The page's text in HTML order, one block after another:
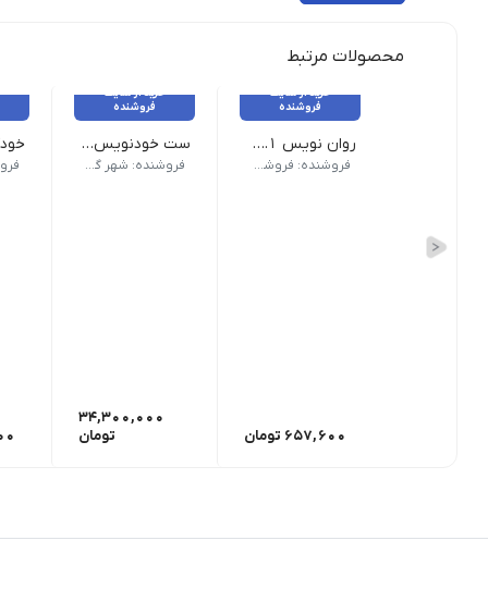
محصولات مرتبط
خرید از سایت
فروشنده
روان نویس 0.1 میل مدل R-303 راین
فروشنده: فروشگاه پژانو
657,600 تومان
خرید از سایت
فروشنده
ست خودنویس و روان نویس مدل MOLANA
فروشنده: شهر گیفت
34,300,000
تومان
جنس